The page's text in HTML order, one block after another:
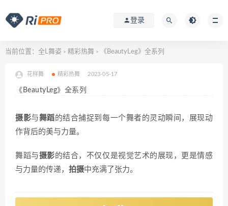
登录
当前位置： 全L舞姿 > 精彩热舞 > 《BeautyLeg》全系列
花样舞 精彩热舞 2023-05-17
《BeautyLeg》全系列
摄影与舞蹈 的结合捕捉到每一个舞者的灵动瞬间，展现动
作背后的美与力量。
舞蹈与摄影 的结合，不仅仅是视觉艺术的展现，更是情感
与力量的传递， 拍摄中充满了张力。